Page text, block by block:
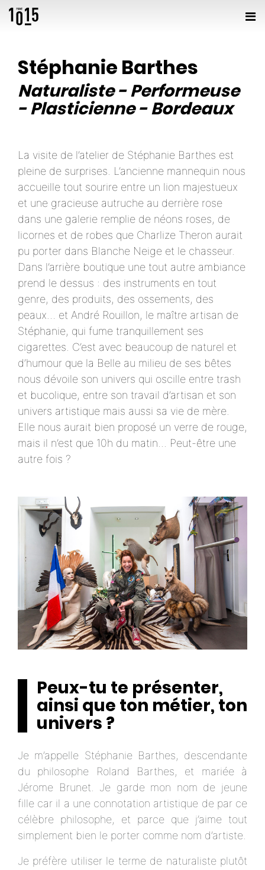
Stéphanie Barthes
Naturaliste-Performeuse
-Plasticienne-Bordeaux
La visite de l’atelier de Stéphanie Barthes est
pleine de surprises. L’ancienne mannequin nous
accueille tout sourire entre un lion majestueux
et une gracieuse autruche au derrière rose
dans une galerie remplie de néons roses, de
licornes et de robes que Charlize Theron aurait
pu porter dans Blanche Neige et le chasseur.
Dans l’arrière boutique une tout autre ambiance
prend le dessus : des instruments en tout
genre, des produits, des ossements, des
peaux… et André Rouillon, le maître artisan de
Stéphanie, qui fume tranquillement ses
cigarettes. C’est avec beaucoup de naturel et
d’humour que la Belle au milieu de ses bêtes
nous dévoile son univers qui oscille entre trash
et bucolique, entre son travail d’artisan et son
univers artistique mais aussi sa vie de mère.
Elle nous aurait bien proposé un verre de rouge,
mais il n’est que 10h du matin... Peut-être une
autre fois ?
Peux-tu te présenter,
ainsi que ton métier, ton
univers ?
Je m’appelle Stéphanie Barthes, descendante
du philosophe Roland Barthes, et mariée à
Jérome Brunet. Je garde mon nom de jeune
fille car il a une connotation artistique de par ce
célèbre philosophe, et parce que j’aime tout
simplement bien le porter comme nom d’artiste.
Je préfère utiliser le terme de naturaliste plutôt